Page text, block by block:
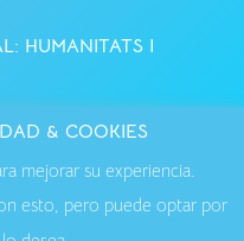
HUMANITATS I
& COOKIES
mejorar su experiencia.
esto, pero puede optar por